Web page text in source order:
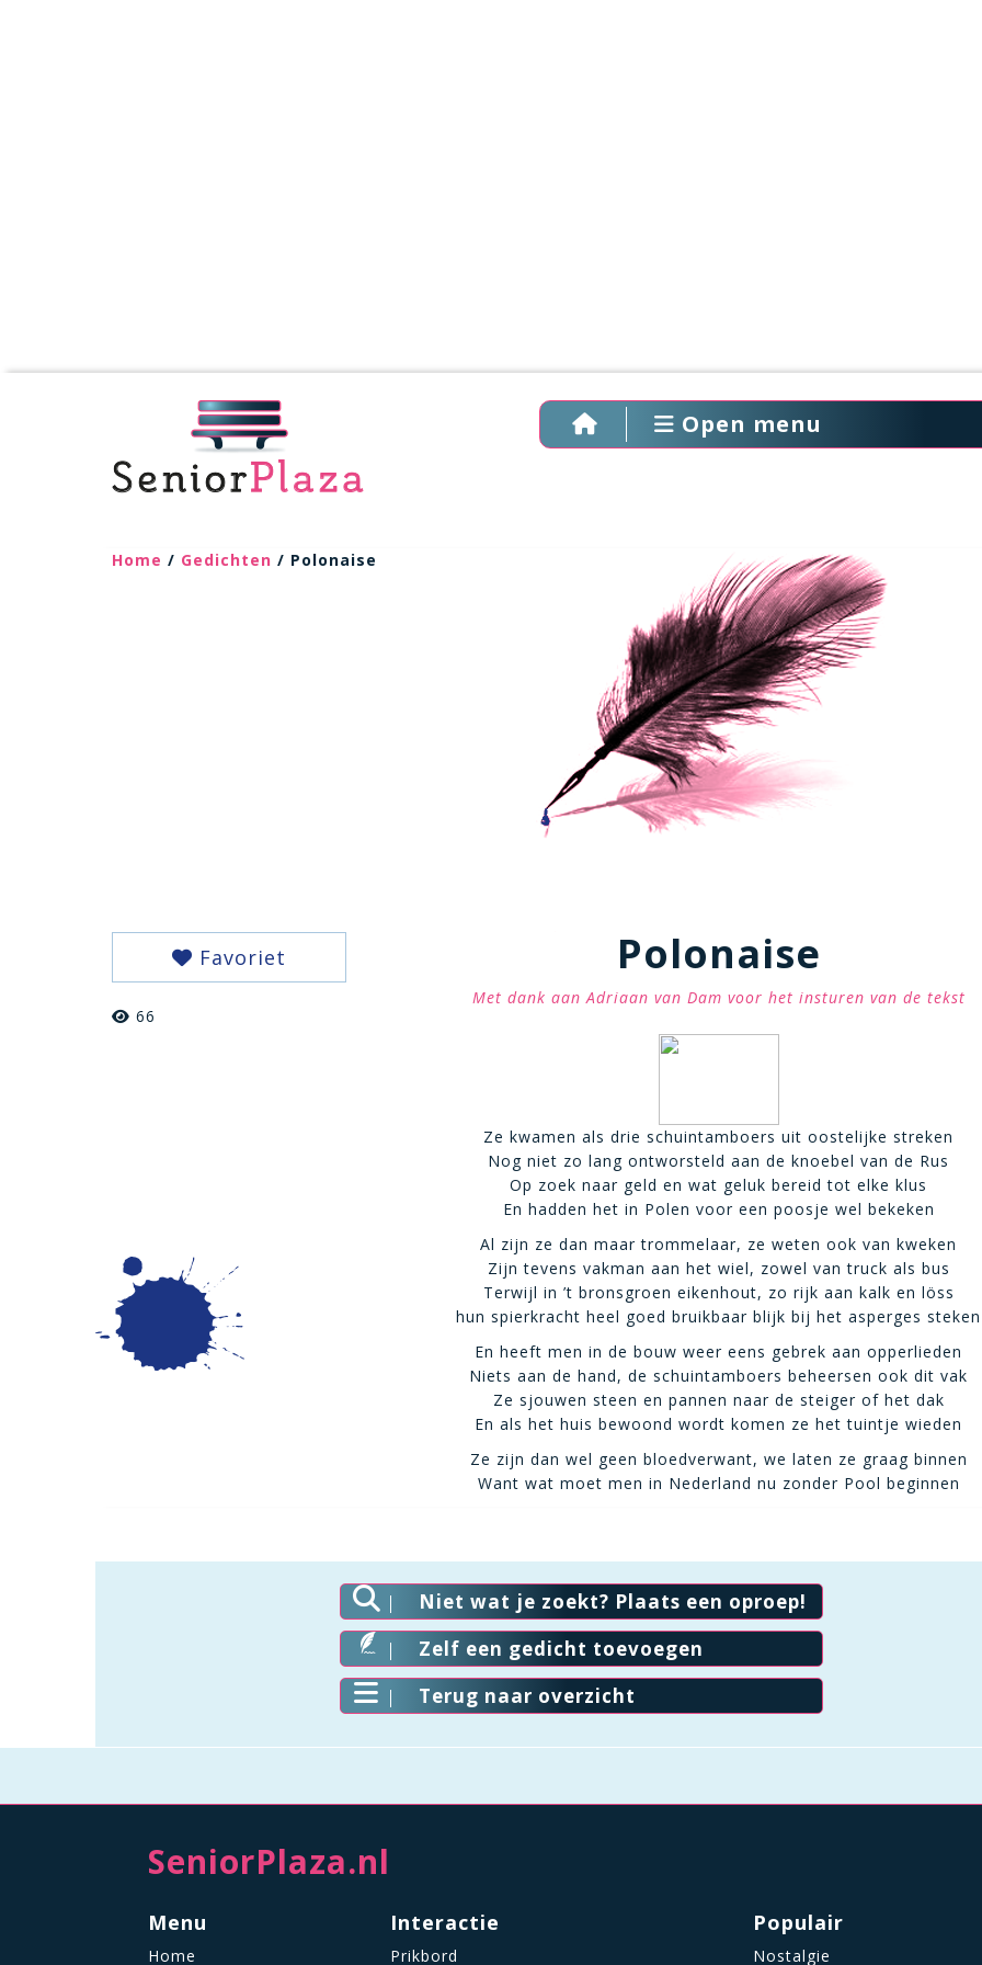
Open menu
Home / Gedichten / Polonaise
Favoriet
66
Polonaise
Met dank aan Adriaan van Dam voor het insturen van de tekst
Ze kwamen als drie schuintamboers uit oostelijke streken
Nog niet zo lang ontworsteld aan de knoebel van de Rus
Op zoek naar geld en wat geluk bereid tot elke klus
En hadden het in Polen voor een poosje wel bekeken
Al zijn ze dan maar trommelaar, ze weten ook van kweken
Zijn tevens vakman aan het wiel, zowel van truck als bus
Terwijl in ’t bronsgroen eikenhout, zo rijk aan kalk en löss
hun spierkracht heel goed bruikbaar blijk bij het asperges steken
En heeft men in de bouw weer eens gebrek aan opperlieden
Niets aan de hand, de schuintamboers beheersen ook dit vak
Ze sjouwen steen en pannen naar de steiger of het dak
En als het huis bewoond wordt komen ze het tuintje wieden
Ze zijn dan wel geen bloedverwant, we laten ze graag binnen
Want wat moet men in Nederland nu zonder Pool beginnen
Niet wat je zoekt? Plaats een oproep!
Zelf een gedicht toevoegen
Terug naar overzicht
SeniorPlaza.nl
Menu
Home
Interactie
Prikbord
Populair
Nostalgie